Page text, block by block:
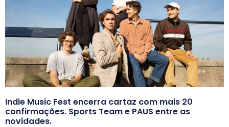
Indie Music Fest encerra cartaz com mais 20
confirmações. Sports Team e PAUS entre as
novidades.